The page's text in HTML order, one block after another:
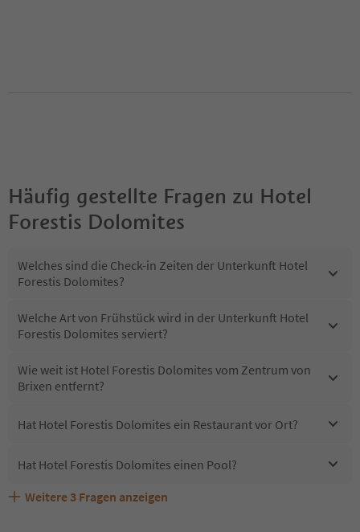
Häufig gestellte Fragen zu Hotel
Forestis Dolomites
Welches sind die Check-in Zeiten der Unterkunft Hotel
Forestis Dolomites?
Welche Art von Frühstück wird in der Unterkunft Hotel
Forestis Dolomites serviert?
Wie weit ist Hotel Forestis Dolomites vom Zentrum von
Brixen entfernt?
Hat Hotel Forestis Dolomites ein Restaurant vor Ort?
Hat Hotel Forestis Dolomites einen Pool?
Sind Haustiere in der Unterkunft Hotel Forestis
Welche Services bietet Hotel Forestis Dolomites?
Erhalten die Gäste von Hotel Forestis Dolomites einen
Weitere 3 Fragen anzeigen